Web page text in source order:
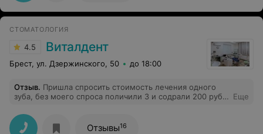
СТОМАТОЛОГИЯ
4.5 Виталдент
Брест, ул. Дзержинского, 50 до 18:00
Отзыв. Пришла спросить стоимость лечения одного
зуба, без моего спроса поличили 3 и содрали 200 руб.
оплаты. Больше не ногой сюда. Хорошо бабули
работают.
Еще
Отзывы16